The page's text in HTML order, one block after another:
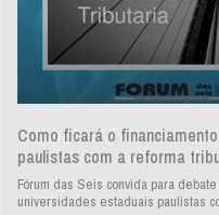
Como ficará o
paulistas com a reforma
Fórum das Seis convida para
universidades estaduais paulistas